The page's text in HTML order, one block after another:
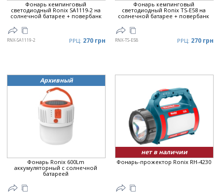
Фонарь кемпинговый
светодиодный Ronix SA1119-2 на
солнечной батарее + повербанк
RNX-SA1119-2 РРЦ: 270 грн
Фонарь кемпинговый
светодиодный Ronix TS-E58 на
солнечной батарее + повербанк
RNX-TS-E58 РРЦ: 270 грн
Архивный
Фонарь Ronix 600Lm
аккумуляторный с солнечной
батареей
нет в наличии
Фонарь-прожектор Ronix RH-4230